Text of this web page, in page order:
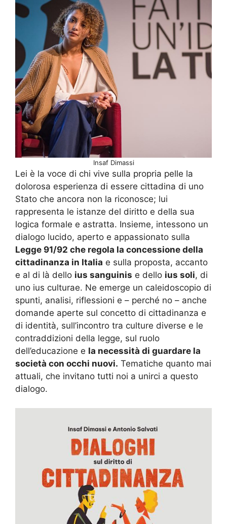
Insaf Dimassi
Lei è la voce di chi vive sulla propria pelle la
dolorosa esperienza di essere cittadina di uno
Stato che ancora non la riconosce; lui
rappresenta le istanze del diritto e della sua
logica formale e astratta. Insieme, intessono un
dialogo lucido, aperto e appassionato sulla
Legge 91/92 che regola la concessione della
cittadinanza in Italia e sulla proposta, accanto
e al di là dello ius sanguinis e dello ius soli, di
uno ius culturae. Ne emerge un caleidoscopio di
spunti, analisi, riflessioni e – perché no – anche
domande aperte sul concetto di cittadinanza e
di identità, sull’incontro tra culture diverse e le
contraddizioni della legge, sul ruolo
dell’educazione e la necessità di guardare la
società con occhi nuovi. Tematiche quanto mai
attuali, che invitano tutti noi a unirci a questo
dialogo.